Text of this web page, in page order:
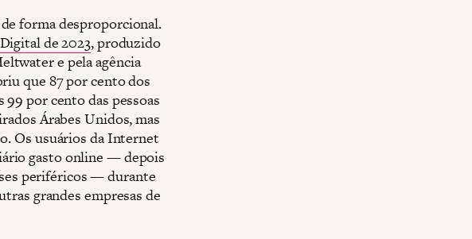
forma desproporcional.
de 2023, produzido
e pela agência
que 87 por cento dos
por cento das pessoas
Árabes Unidos, mas
Os usuários da Internet
gasto online — depois
periféricos — durante
grandes empresas de